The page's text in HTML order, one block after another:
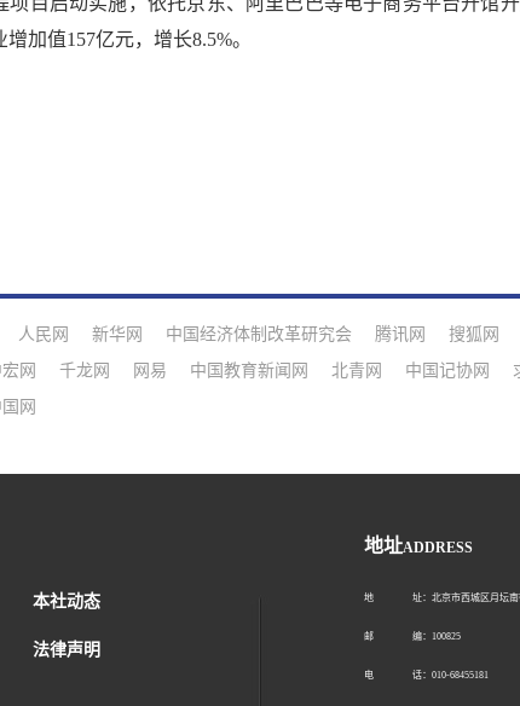
加值157亿元，增长8.5%。
人民网 新华网 中国经济体制改革研究会 腾讯网 搜狐网
网 千龙网 网易 中国教育新闻网 北青网 中国记协网
网
本社动态
法律声明
地址ADDRESS
地 址：北京市西城区月坛南
邮 编：100825
电 话：010-68455181